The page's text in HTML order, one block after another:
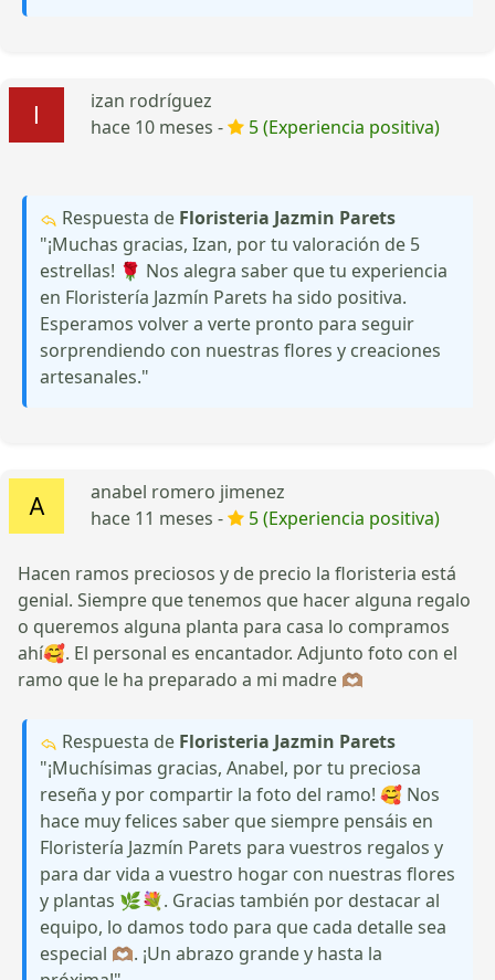
izan rodríguez
hace 10 meses -
5 (Experiencia positiva)
Respuesta de Floristeria Jazmin Parets
"¡Muchas gracias, Izan, por tu valoración de 5
estrellas! 🌹 Nos alegra saber que tu experiencia
en Floristería Jazmín Parets ha sido positiva.
Esperamos volver a verte pronto para seguir
sorprendiendo con nuestras flores y creaciones
artesanales."
anabel romero jimenez
hace 11 meses -
5 (Experiencia positiva)
Hacen ramos preciosos y de precio la floristeria está
genial. Siempre que tenemos que hacer alguna regalo
o queremos alguna planta para casa lo compramos
ahí🥰. El personal es encantador. Adjunto foto con el
ramo que le ha preparado a mi madre 🫶🏽
Respuesta de Floristeria Jazmin Parets
"¡Muchísimas gracias, Anabel, por tu preciosa
reseña y por compartir la foto del ramo! 🥰 Nos
hace muy felices saber que siempre pensáis en
Floristería Jazmín Parets para vuestros regalos y
para dar vida a vuestro hogar con nuestras flores
y plantas 🌿💐. Gracias también por destacar al
equipo, lo damos todo para que cada detalle sea
especial 🫶🏽. ¡Un abrazo grande y hasta la